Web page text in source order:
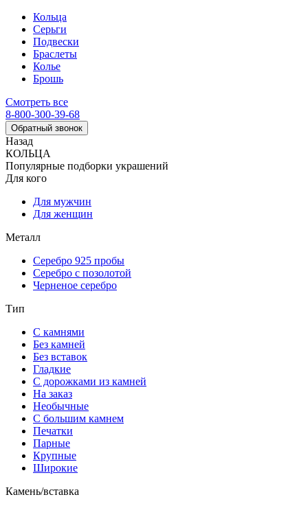
Кольца
Серьги
Подвески
Браслеты
Колье
Брошь
Смотреть все
8-800-300-39-68
Обратный звонок
Назад
КОЛЬЦА
Популярные подборки украшений
Для кого
Для мужчин
Для женщин
Металл
Серебро 925 пробы
Серебро с позолотой
Черненое серебро
Тип
С камнями
Без камней
Без вставок
Гладкие
С дорожками из камней
На заказ
Необычные
С большим камнем
Печатки
Парные
Крупные
Широкие
Камень/вставка